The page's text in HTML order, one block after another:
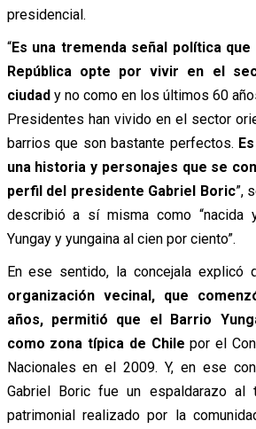
presidencial.
“Es una tremenda señal política
República opte por vivir en el
ciudady no como en los últimos 60
Presidentes han vivido en el sector
barrios que son bastante perfectos.
una historia y personajes que se
perfil del presidente Gabriel Boric”,
describió a sí misma como “nacida
Yungay y yungaina al cien por ciento”.
En ese sentido, la concejala explicó
organización vecinal, que
años, permitió que el Barrio
como zona típica de Chile por el
Nacionales en el 2009. Y, en ese
Gabriel Boric fue un espaldarazo al
patrimonial realizado por la